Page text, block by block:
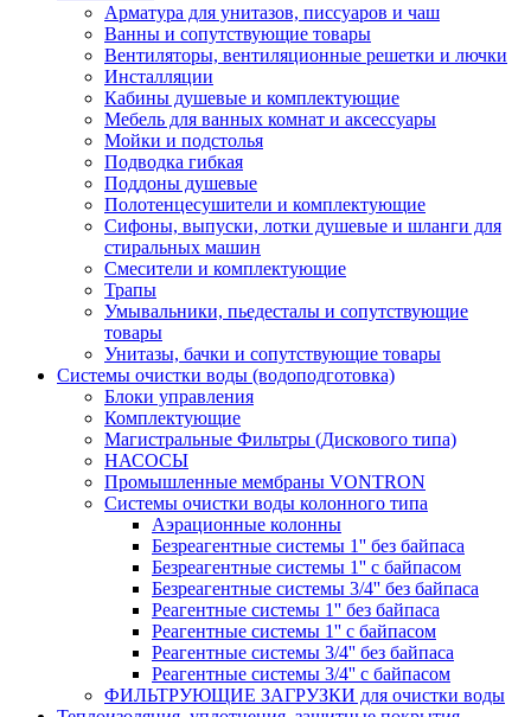
Арматура для унитазов, писсуаров и чаш
Ванны и сопутствующие товары
Вентиляторы, вентиляционные решетки и лючки
Инсталляции
Кабины душевые и комплектующие
Мебель для ванных комнат и аксессуары
Мойки и подстолья
Подводка гибкая
Поддоны душевые
Полотенцесушители и комплектующие
Сифоны, выпуски, лотки душевые и шланги для
стиральных машин
Смесители и комплектующие
Трапы
Умывальники, пьедесталы и сопутствующие
товары
Унитазы, бачки и сопутствующие товары
Системы очистки воды (водоподготовка)
Блоки управления
Комплектующие
Магистральные Фильтры (Дискового типа)
НАСОСЫ
Промышленные мембраны VONTRON
Системы очистки воды колонного типа
Аэрационные колонны
Безреагентные системы 1'' без байпаса
Безреагентные системы 1'' с байпасом
Безреагентные системы 3/4'' без байпаса
Реагентные системы 1'' без байпаса
Реагентные системы 1'' с байпасом
Реагентные системы 3/4'' без байпаса
Реагентные системы 3/4'' с байпасом
ФИЛЬТРУЮЩИЕ ЗАГРУЗКИ для очистки воды